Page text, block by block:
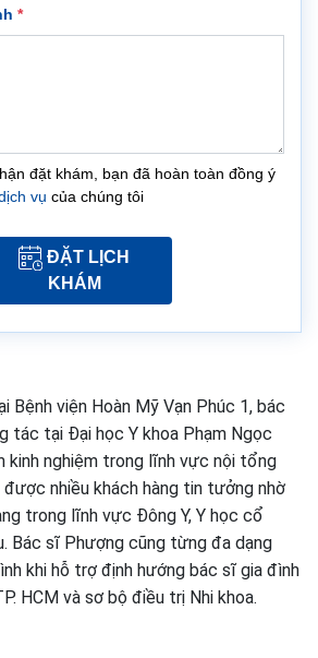
Bệnh viện Hoàn Mỹ Vạn Phúc 1, bác
tác tại Đại học Y khoa Phạm Ngọc
kinh nghiệm trong lĩnh vực nội tổng
nhiều khách hàng tin tưởng nhờ
trong lĩnh vực Đông Y, Y học cổ
Bác sĩ Phượng cũng từng đa dạng
khi hỗ trợ định hướng bác sĩ gia đình
HCM và sơ bộ điều trị Nhi khoa.
*
đặt khám, bạn đã hoàn toàn đồng ý
vụ của chúng tôi
ĐẶT LỊCH
KHÁM